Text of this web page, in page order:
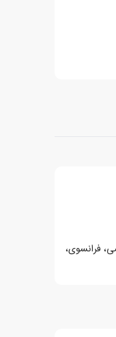
فرانسوی،